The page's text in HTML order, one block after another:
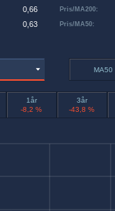
0,63
0,66 Pris/MA200:
Pris/MA50:
MA50
1år
-8,2 %
3år
-43,8 %